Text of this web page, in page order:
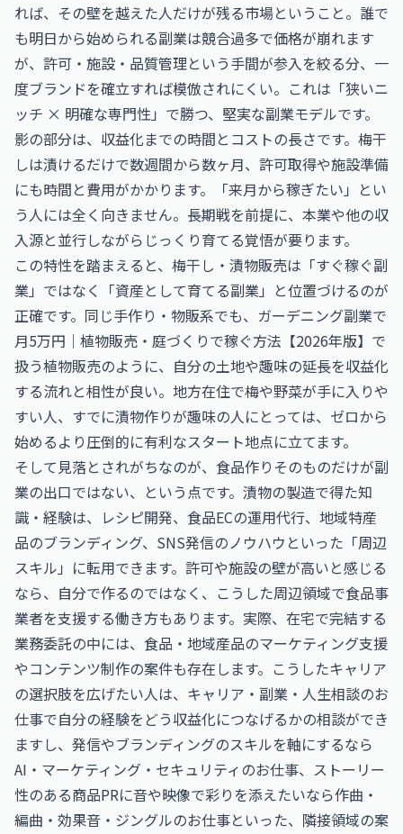
れば、その壁を越えた人だけが残る市場ということ。誰で
も明日から始められる副業は競合過多で価格が崩れます
が、許可・施設・品質管理という手間が参入を絞る分、一
度ブランドを確立すれば模倣されにくい。これは「狭いニ
ッチ × 明確な専門性」で勝つ、堅実な副業モデルです。
影の部分は、収益化までの時間とコストの長さです。梅干
しは漬けるだけで数週間から数ヶ月、許可取得や施設準備
にも時間と費用がかかります。「来月から稼ぎたい」とい
う人には全く向きません。長期戦を前提に、本業や他の収
入源と並行しながらじっくり育てる覚悟が要ります。
この特性を踏まえると、梅干し・漬物販売は「すぐ稼ぐ副
業」ではなく「資産として育てる副業」と位置づけるのが
正確です。同じ手作り・物販系でも、 ガーデニング副業で
月5万円｜植物販売・庭づくりで稼ぐ方法【2026年版】 で
扱う植物販売のように、自分の土地や趣味の延長を収益化
する流れと相性が良い。地方在住で梅や野菜が手に入りや
すい人、すでに漬物作りが趣味の人にとっては、ゼロから
始めるより圧倒的に有利なスタート地点に立てます。
そして見落とされがちなのが、食品作りそのものだけが副
業の出口ではない、という点です。漬物の製造で得た知
識・経験は、レシピ開発、食品ECの運用代行、地域特産
品のブランディング、SNS発信のノウハウといった「周辺
スキル」に転用できます。許可や施設の壁が高いと感じる
なら、自分で作るのではなく、こうした周辺領域で食品事
業者を支援する働き方もあります。実際、在宅で完結する
業務委託の中には、食品・地域産品のマーケティング支援
やコンテンツ制作の案件も存在します。こうしたキャリア
の選択肢を広げたい人は、 キャリア・副業・人生相談のお
仕事で自分の経験をどう収益化につなげるかの相談ができ
ますし、発信やブランディングのスキルを軸にするなら
AI・マーケティング・セキュリティのお仕事、ストーリー
性のある商品PRに音や映像で彩りを添えたいなら作曲・
編曲・効果音・ジングルのお仕事といった、隣接領域の案